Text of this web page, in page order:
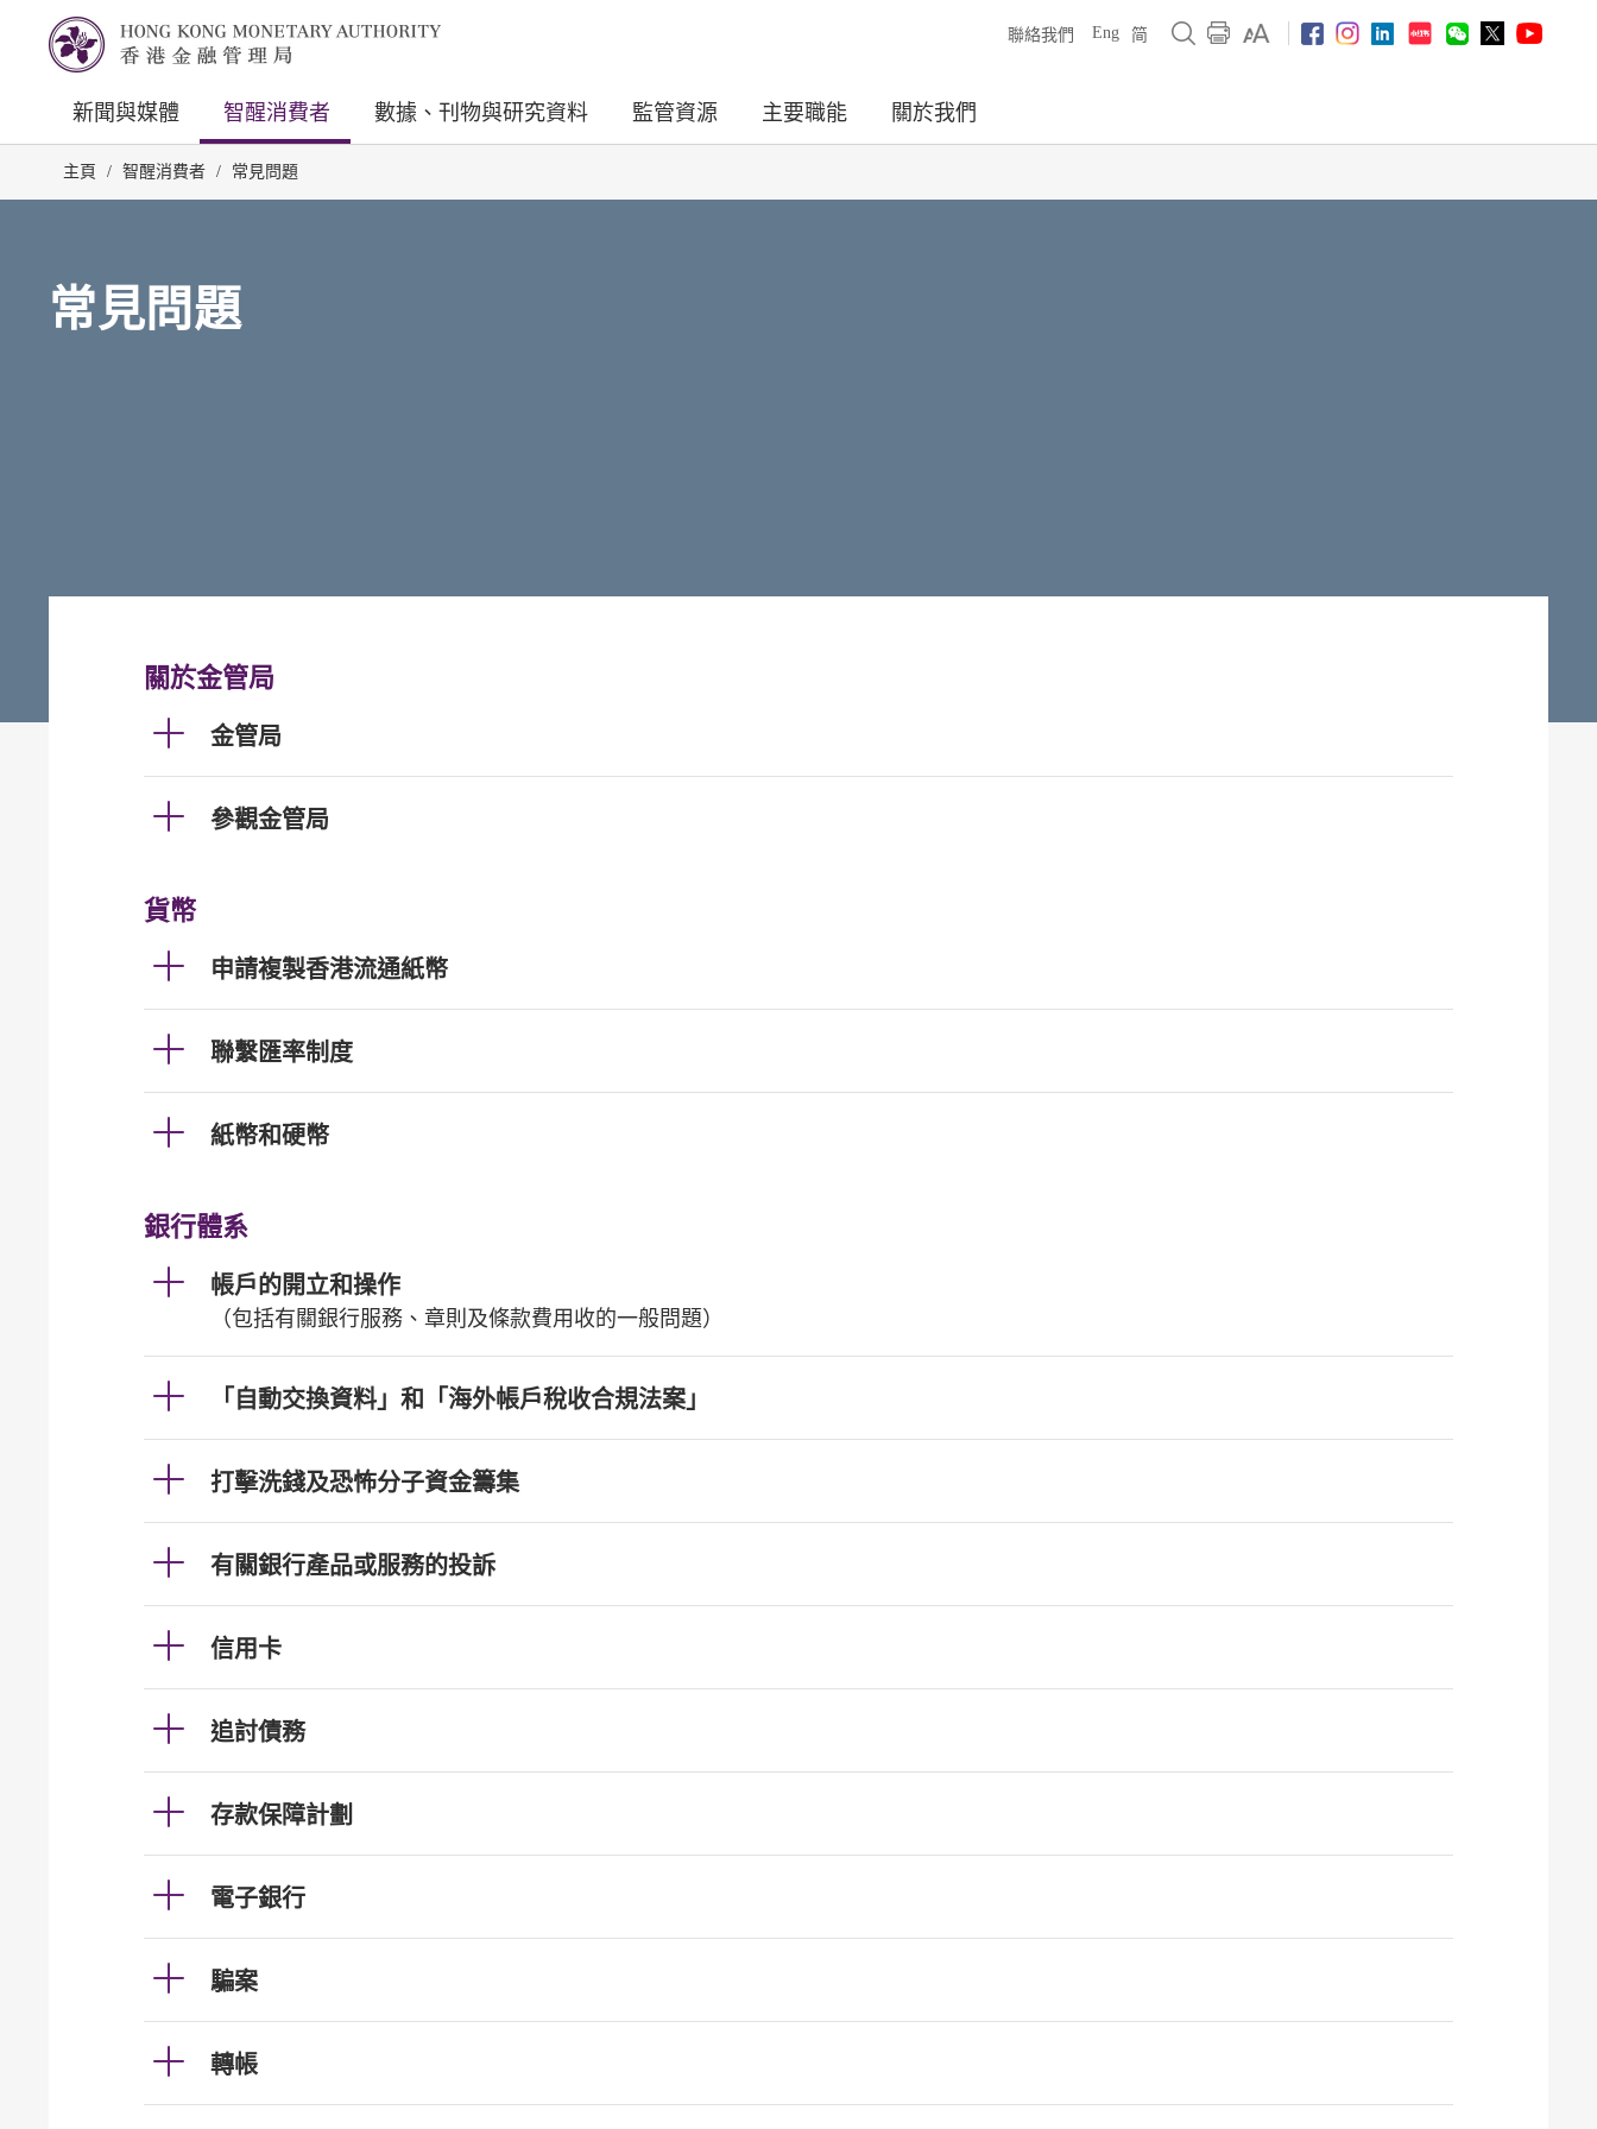
聯絡我們 Eng 简
新聞與媒體 智醒消費者 數據、刊物與研究資料 監管資源 主要職能 關於我們
主頁 / 智醒消費者 / 常見問題
常見問題
關於金管局
金管局
參觀金管局
貨幣
申請複製香港流通紙幣
聯繫匯率制度
紙幣和硬幣
銀行體系
帳戶的開立和操作
（包括有關銀行服務、章則及條款費用收的一般問題）
「自動交換資料」和「海外帳戶稅收合規法案」
打擊洗錢及恐怖分子資金籌集
有關銀行產品或服務的投訴
信用卡
追討債務
存款保障計劃
電子銀行
騙案
轉帳